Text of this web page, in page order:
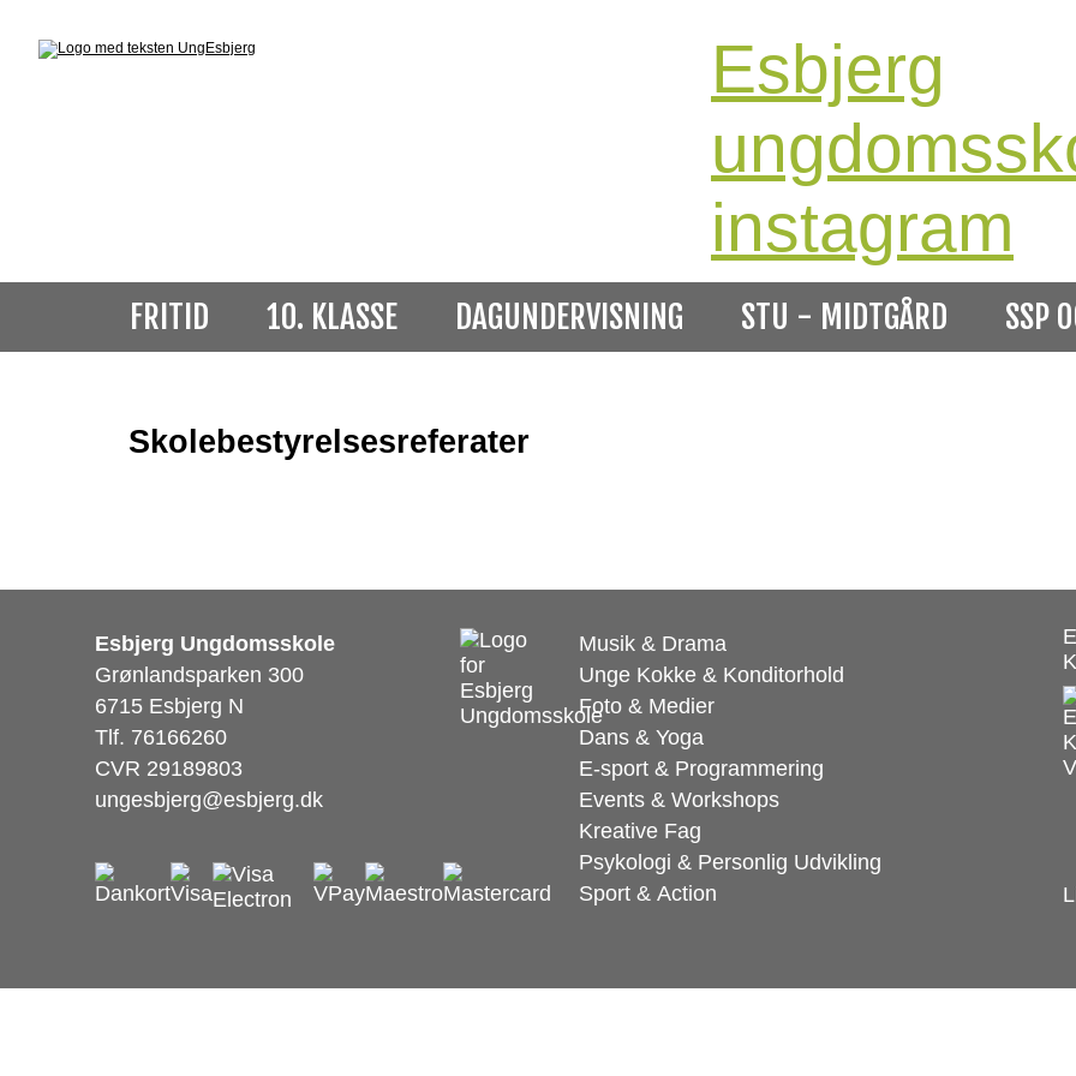
Esbjerg
instagram
Søg på
FRITID 10. KLASSE DAGUNDERVISNING STU - MIDTGÅRD SSP
Skolebestyrelsesreferater
Esbjerg Ungdomsskole
Grønlandsparken 300
6715 Esbjerg N
Tlf. 76166260
CVR 29189803
ungesbjerg@esbjerg.dk
Musik & Drama
Unge Kokke & Konditorhold
Foto & Medier
Dans & Yoga
E-sport & Programmering
Events & Workshops
Kreative Fag
Psykologi & Personlig Udvikling
Sport & Action